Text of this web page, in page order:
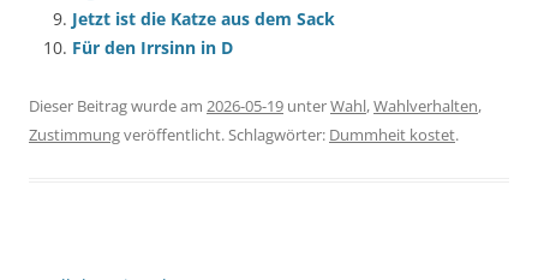
Jetzt ist die Katze aus dem Sack
Für den Irrsinn in D
Dieser Beitrag wurde am 2026-05-19 unterWahl,Wahlverhalten,
Zustimmungveröffentlicht. Schlagwörter: Dummheit kostet.